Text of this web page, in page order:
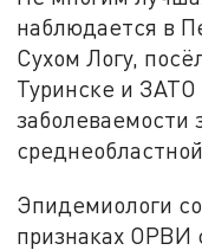
наблюдается в
Сухом Логу,
Туринске и
заболеваемости
Эпидемиологи
признаках